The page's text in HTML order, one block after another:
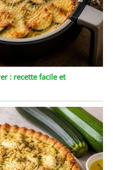
: recette facile et